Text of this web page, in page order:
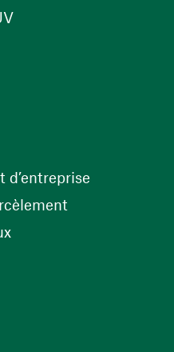
(opens in a new
in a new window)
d’entreprise
(opens in a new
in a new window)
in a new window)